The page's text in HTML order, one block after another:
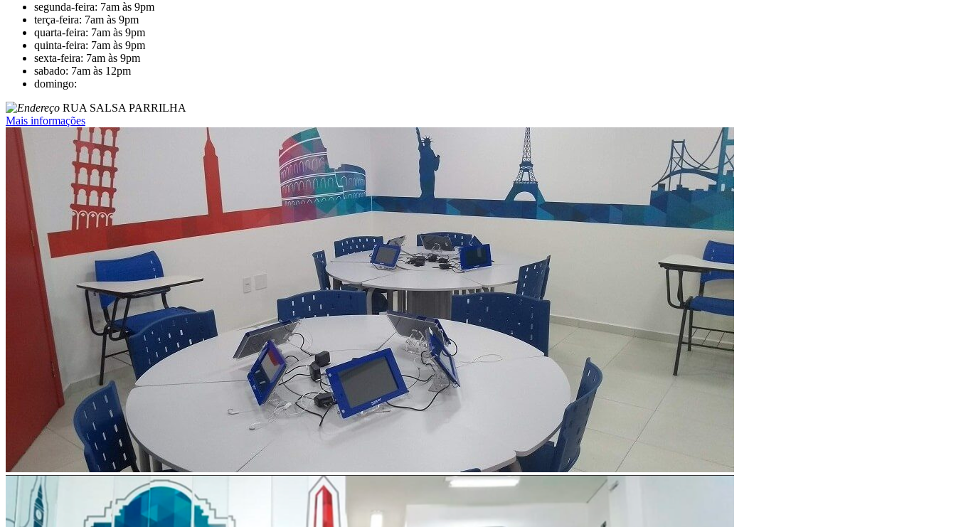
segunda-feira: 7am às 9pm
terça-feira: 7am às 9pm
quarta-feira: 7am às 9pm
quinta-feira: 7am às 9pm
sexta-feira: 7am às 9pm
sabado: 7am às 12pm
domingo:
RUA SALSA PARRILHA
Mais informações